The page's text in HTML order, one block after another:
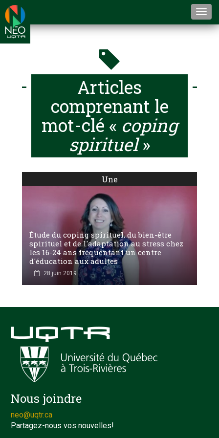
Articles
comprenant le
mot-clé « coping
spirituel»
Une
Étude du coping spirituel, du bien-être
spirituel et de l'adaptation au stress chez
les 16-24 ans fréquentant un centre
d'éducation aux adultes
28 juin 2019
Nous joindre
neo@uqtr.ca
Partagez-nous vos nouvelles!